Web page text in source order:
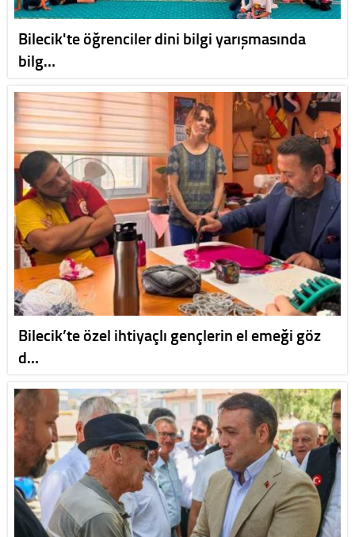
Bilecik'te öğrenciler dini bilgi yarışmasında
bilg…
Bilecik’te özel ihtiyaçlı gençlerin el emeği göz
d…